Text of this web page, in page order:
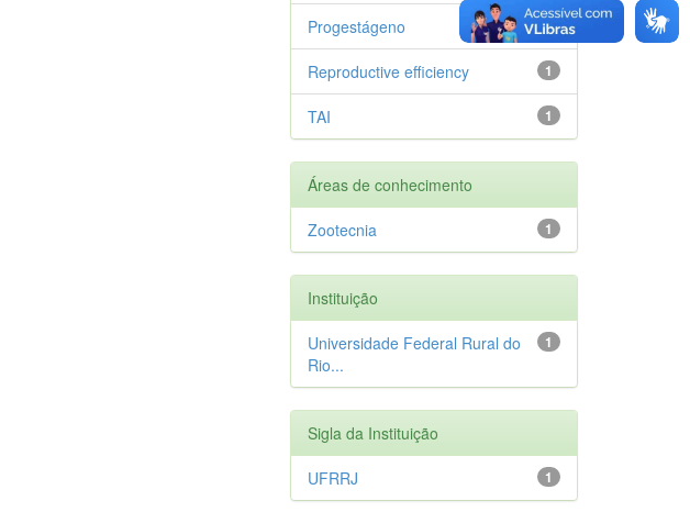
1
Progestágeno
1
Reproductive efficiency
1
TAI
Áreas de conhecimento
1
Zootecnia
Instituição
1
Universidade Federal Rural do
Rio...
Sigla da Instituição
1
UFRRJ